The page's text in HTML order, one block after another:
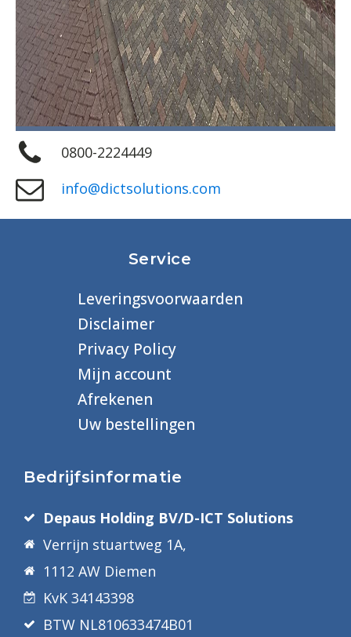
0800-2224449
info@dictsolutions.com
Service
Leveringsvoorwaarden
Disclaimer
Privacy Policy
Mijn account
Afrekenen
Uw bestellingen
Bedrijfsinformatie
Depaus Holding BV/D-ICT Solutions
Verrijn stuartweg 1A,
1112 AW Diemen
KvK 34143398
BTW NL810633474B01